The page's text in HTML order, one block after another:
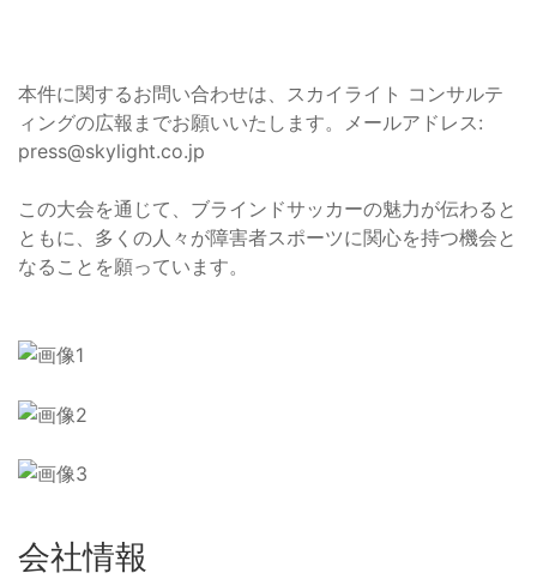
本件に関するお問い合わせは、スカイライト コンサルテ
ィングの広報までお願いいたします。メールアドレス:
press@skylight.co.jp
この大会を通じて、ブラインドサッカーの魅力が伝わると
ともに、多くの人々が障害者スポーツに関心を持つ機会と
なることを願っています。
会社情報